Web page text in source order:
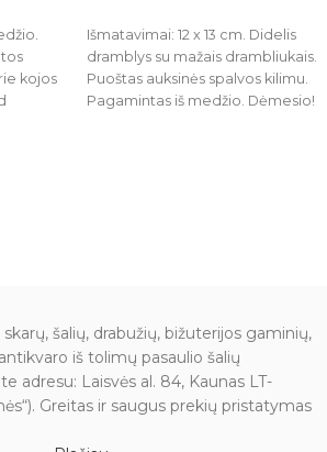
kojos
Išmatavimai: 12 x 13 cm. Didelis
dramblys su mažais drambliukais.
Puoštas auksinės spalvos kilimu.
Pagamintas iš medžio. Dėmesio!
šalių, drabužių, bižuterijos gaminių,
iš tolimų pasaulio šalių
adresu: Laisvės al. 84, Kaunas LT-
Greitas ir saugus prekių pristatymas